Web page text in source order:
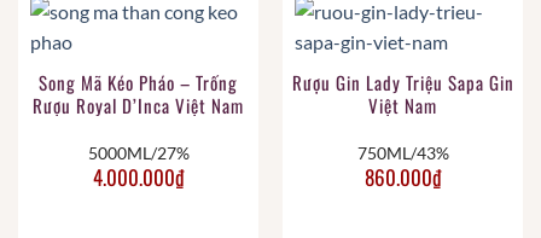
Song Mã Kéo Pháo – Trống
Rượu Royal D’Inca Việt Nam
5000ML/27%
4.000.000₫
Rượu Gin Lady Triệu Sapa Gin
Việt Nam
750ML/43%
860.000₫